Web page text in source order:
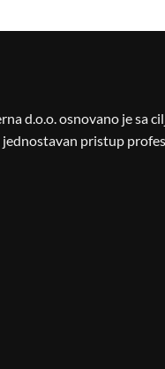
d.o.o. osnovano je sa
pristup